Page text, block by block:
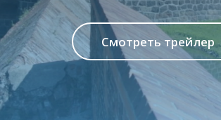
Смотреть трейлер